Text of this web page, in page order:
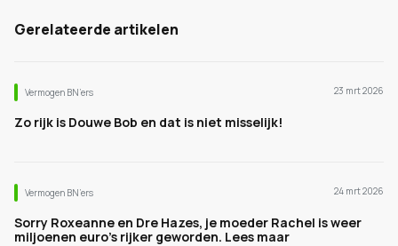
Gerelateerde artikelen
Vermogen BN’ers 23 mrt 2026
Zo rijk is Douwe Bob en dat is niet misselijk!
Vermogen BN’ers 24 mrt 2026
Sorry Roxeanne en Dre Hazes, je moeder Rachel is weer
miljoenen euro's rijker geworden. Lees maar